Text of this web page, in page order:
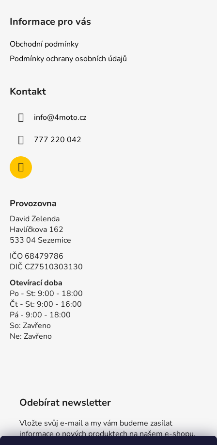
Informace pro vás
Obchodní podmínky
Podmínky ochrany osobních údajů
Kontakt
info@4moto.cz
777 220 042
Provozovna
David Zelenda
Havlíčkova 162
533 04 Sezemice
IČO 68479786
DIČ CZ7510303130
Otevírací doba
Po - St: 9:00 - 18:00
Čt - St: 9:00 - 16:00
Pá - 9:00 - 18:00
So: Zavřeno
Ne: Zavřeno
Odebírat newsletter
Vložte svůj e-mail a my vám budeme zasílat
informace o nových produktech na našem e-shopu.